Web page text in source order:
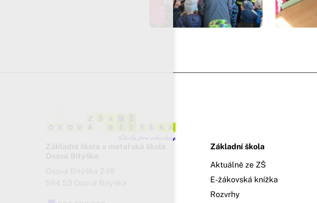
Základní škola
Aktuálně ze ZŠ
E-žákovská knížka
Rozvrhy